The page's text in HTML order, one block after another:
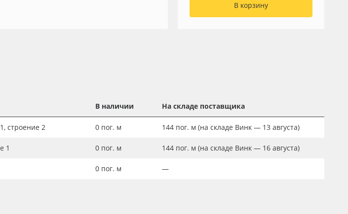
В корзину
В наличии На складе поставщика
строение 2 0 пог. м 144 пог. м (на складе Винк — 13 августа)
1 0 пог. м 144 пог. м (на складе Винк — 16 августа)
0 пог. м —